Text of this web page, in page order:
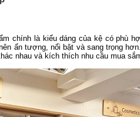
chính là kiểu dáng của kệ có phù
ấn tượng, nổi bật và sang trọng
nhau và kích thích nhu cầu mua